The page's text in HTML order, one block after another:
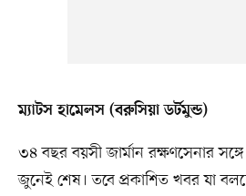
ম্যাটস হামেলস (বরুসিয়া ডর্টমুন্ড)
৩৪ বছর বয়সী জার্মান রক্ষণসেনার সঙ্গে
জুনেই শেষ। তবে প্রকাশিত খবর যা